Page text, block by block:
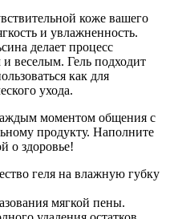
коже вашего
и увлажненность.
делает процесс
веселым. Гель подходит
как для
ухода.
моментом общения с
продукту. Наполните
о здоровье!
геля на влажную губку
мягкой пены.